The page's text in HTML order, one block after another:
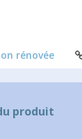
rénovée
produit